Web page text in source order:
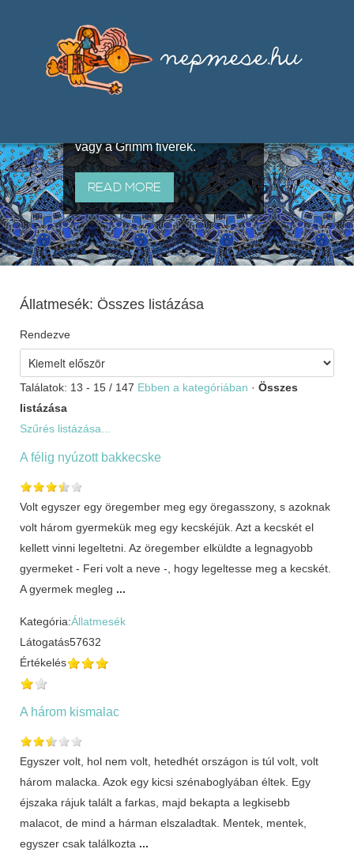
útján terjedő elbeszélésekből,
melyeket olyan ismert gyűjtők
állítottak össze, mint Benedek
vagy a Grimm fivérek.
READ MORE
Állatmesék: Összes listázása
Rendezve
Találatok: 13 - 15 / 147 Ebben a kategóriában · Összes
listázása
Szűrés listázása...
A félig nyúzott bakkecske
Volt egyszer egy öregember meg egy öregasszony, s azoknak
volt három gyermekük meg egy kecskéjük. Azt a kecskét el
kellett vinni legeltetni. Az öregember elküldte a legnagyobb
gyermeket - Feri volt a neve -, hogy legeltesse meg a kecskét.
A gyermek megleg ...
Kategória:Állatmesék
Látogatás57632
Értékelés
A három kismalac
Egyszer volt, hol nem volt, hetedhét országon is túl volt, volt
három malacka. Azok egy kicsi szénaboglyában éltek. Egy
éjszaka rájuk talált a farkas, majd bekapta a legkisebb
malacot, de mind a hárman elszaladtak. Mentek, mentek,
egyszer csak találkozta ...